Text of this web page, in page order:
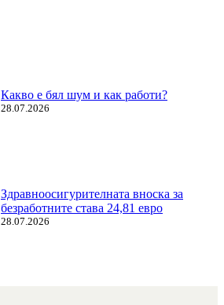
Какво е бял шум и как работи?
28.07.2026
Здравноосигурителната вноска за
безработните става 24,81 евро
28.07.2026